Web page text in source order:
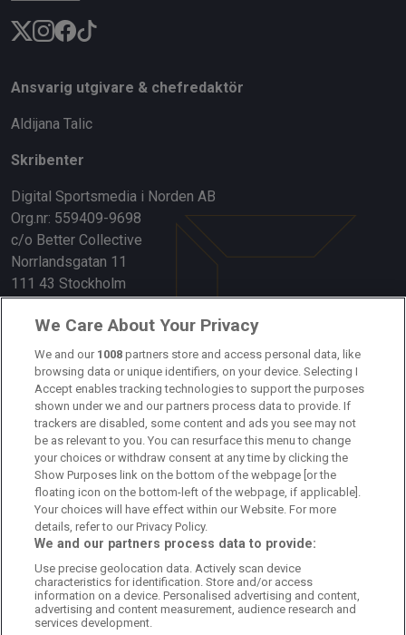
Ansvarig utgivare & chefredaktör
Aldijana Talic
Skribenter
Digital Sportsmedia i Norden AB
Org.nr: 559409-9698
c/o Better Collective
Norrlandsgatan 11
111 43 Stockholm
Länkar
Om oss
Kontakta oss
Kundtjänst
Sponsor: Rekatochklart
Annonsera på Fotbolldirekt
Redaktionell policy
Personuppgiftspolicy
Cookiepolicy
We Care About Your Privacy
We and our 1008 partners store and access personal data, like
browsing data or unique identifiers, on your device. Selecting I
Accept enables tracking technologies to support the purposes
shown under we and our partners process data to provide. If
trackers are disabled, some content and ads you see may not
be as relevant to you. You can resurface this menu to change
your choices or withdraw consent at any time by clicking the
Show Purposes link on the bottom of the webpage [or the
floating icon on the bottom-left of the webpage, if applicable].
Your choices will have effect within our Website. For more
details, refer to our Privacy Policy.
We and our partners process data to provide:
Use precise geolocation data. Actively scan device
characteristics for identification. Store and/or access
information on a device. Personalised advertising and content,
advertising and content measurement, audience research and
services development.